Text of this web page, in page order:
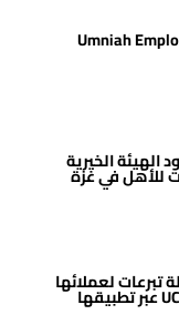
Umniah
الخيرية
للأهل في غزة
تبرعات لعملائها
عبر تطبيقها UCoin وUWallet وتقدم 1000 دقيقة مجاناً